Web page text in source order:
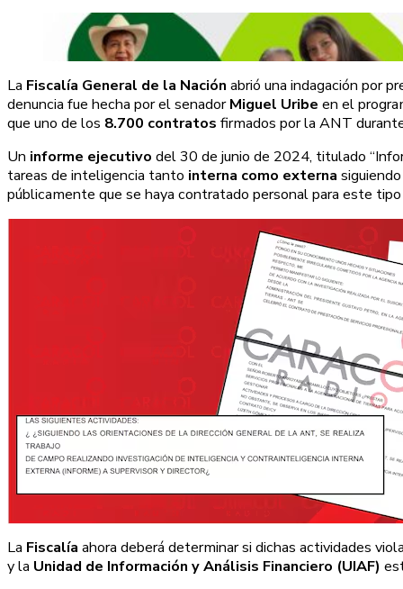
La Fiscalía General de la Nación abrió una indagación por
denuncia fue hecha por el senadorMiguel Uribe en el
que uno de los 8.700 contratos firmados por la ANT
Un informe ejecutivo del 30 de junio de 2024, titulado
tareas de inteligencia tanto interna como externa
públicamente que se haya contratado personal para este
La Fiscalía ahora deberá determinar si dichas actividades
y la Unidad de Información y Análisis Financiero (UIAF)